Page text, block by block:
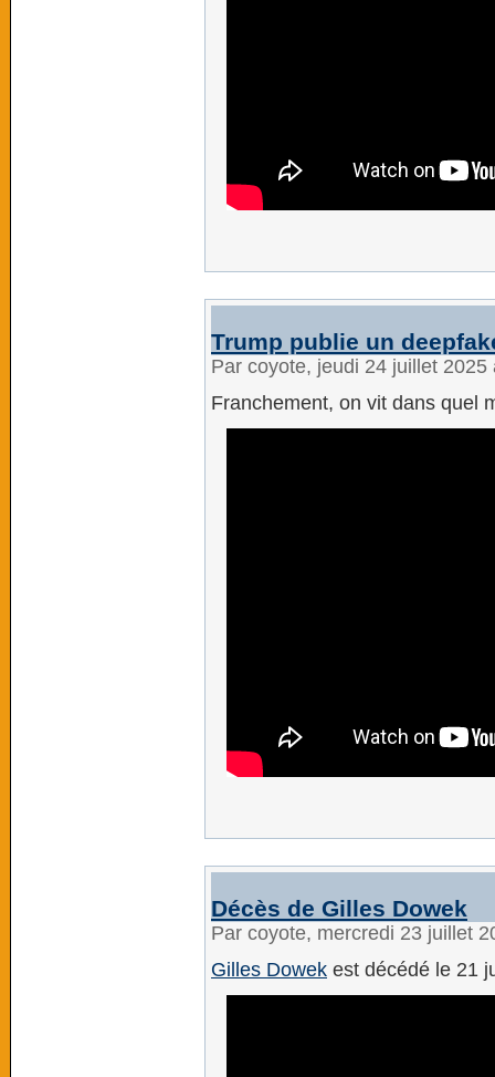
Trump publie un
Par coyote, jeudi 24 juillet
Franchement, on vit dans quel
Décès de Gilles Dowek
Par coyote, mercredi 23 juillet
Gilles Dowek est décédé le 21